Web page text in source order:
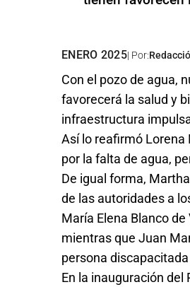
ENERO 2025| Por:
Con el pozo de agua,
favorecerá la salud y
infraestructura
Así lo reafirmó
por la falta de agua,
De igual forma,
de las autoridades a
María Elena Blanco
mientras que Juan
persona
En la inauguración del